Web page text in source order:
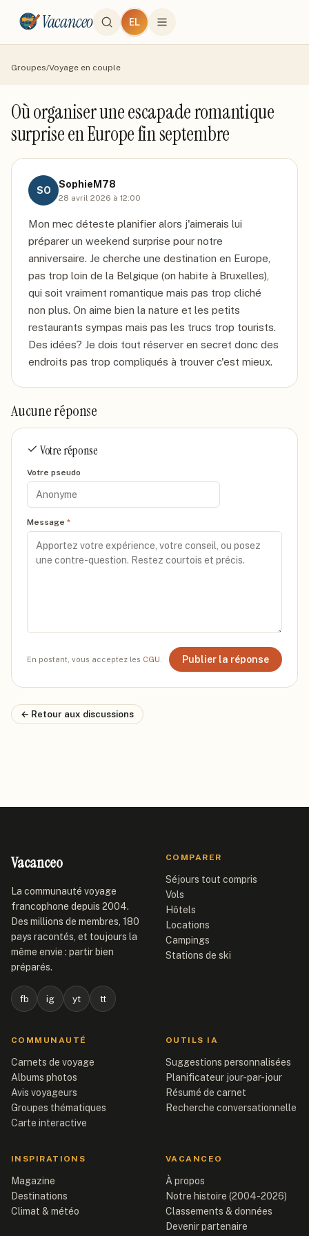
Vacanceo EL
Groupes/Voyage en couple
Où organiser une escapade romantique
surprise en Europe fin septembre
SO
SophieM78
28 avril 2026 à 12:00
Mon mec déteste planifier alors j'aimerais lui
préparer un weekend surprise pour notre
anniversaire. Je cherche une destination en Europe,
pas trop loin de la Belgique (on habite à Bruxelles),
qui soit vraiment romantique mais pas trop cliché
non plus. On aime bien la nature et les petits
restaurants sympas mais pas les trucs trop tourists.
Des idées? Je dois tout réserver en secret donc des
endroits pas trop compliqués à trouver c'est mieux.
Aucune réponse
Votre réponse
Votre pseudo
Message *
En postant, vous acceptez les CGU Publier la réponse
← Retour aux discussions
Vacanceo
La communauté voyage
francophone depuis 2004.
Des millions de membres, 180
pays racontés, et toujours la
même envie : partir bien
préparés.
fb ig yt tt
COMPARER
Séjours tout compris
Vols
Hôtels
Locations
Campings
Stations de ski
COMMUNAUTÉ
Carnets de voyage
Albums photos
Avis voyageurs
Groupes thématiques
Carte interactive
OUTILS IA
Suggestions personnalisées
Planificateur jour-par-jour
Résumé de carnet
Recherche conversationnelle
INSPIRATIONS
Magazine
Destinations
Climat & météo
VACANCEO
À propos
Notre histoire (2004-2026)
Classements & données
Devenir partenaire